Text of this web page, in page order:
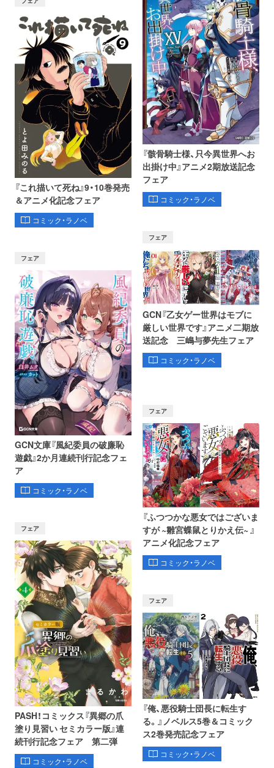
『これ描いて死ね』9・10巻発売
＆アニメ化記念フェア
コミック・ラノベ
『骸骨騎士様、只今異世界へお
出掛け中』アニメ2期放送記念
フェア
コミック・ラノベ
フェア
GCN文庫『風紀委員の破廉恥
遊戯』2か月連続刊行記念フェ
ア
コミック・ラノベ
フェア
GCN『乙女ゲー世界はモブに
厳しい世界です』アニメ二期放
送記念 三嶋与夢先生フェア
コミック・ラノベ
フェア
PASH！コミックス『異郷の爪
塗り見習い セミカラー版』連
続刊行記念フェア 第二弾
コミック・ラノベ
フェア
『ふつつかな悪女ではございま
すが ~雛宮蝶鼠とりかえ伝~ 』
アニメ化記念フェア
コミック・ラノベ
フェア
『俺、悪役騎士団長に転生す
る。』ノベルス5巻＆コミック
ス2巻発売記念フェア
コミック・ラノベ